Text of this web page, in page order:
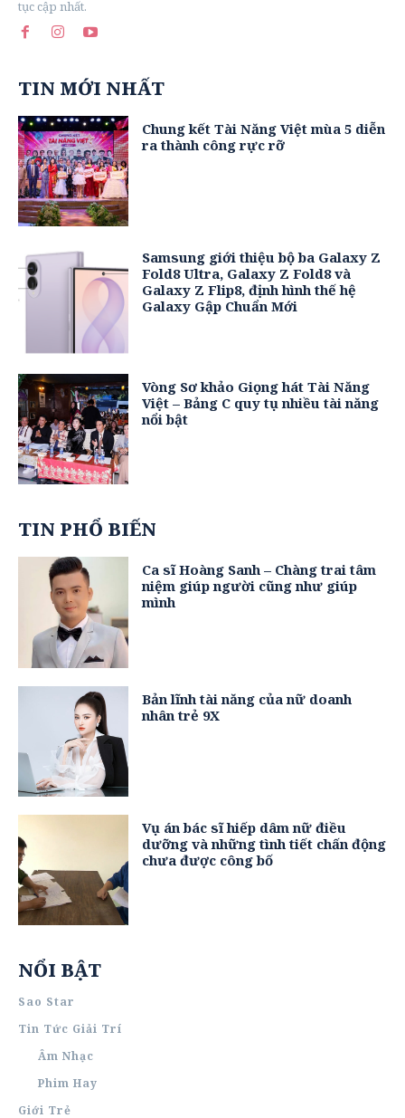
tục cập nhất.
TIN MỚI NHẤT
Chung kết Tài Năng Việt mùa 5 diễn
ra thành công rực rỡ
Samsung giới thiệu bộ ba Galaxy Z
Fold8 Ultra, Galaxy Z Fold8 và
Galaxy Z Flip8, định hình thế hệ
Galaxy Gập Chuẩn Mới
Vòng Sơ khảo Giọng hát Tài Năng
Việt – Bảng C quy tụ nhiều tài năng
nổi bật
TIN PHỔ BIẾN
Ca sĩ Hoàng Sanh – Chàng trai tâm
niệm giúp người cũng như giúp
mình
Bản lĩnh tài năng của nữ doanh
nhân trẻ 9X
Vụ án bác sĩ hiếp dâm nữ điều
dưỡng và những tình tiết chấn động
chưa được công bố
NỔI BẬT
Sao Star
Tin Tức Giải Trí
Âm Nhạc
Phim Hay
Giới Trẻ